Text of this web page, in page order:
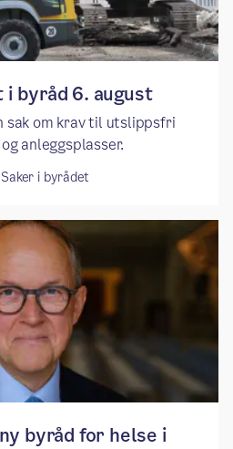
byråd 6. august
sak om krav til utslippsfri
anleggsplasser.
i byrådet
byråd for helse i